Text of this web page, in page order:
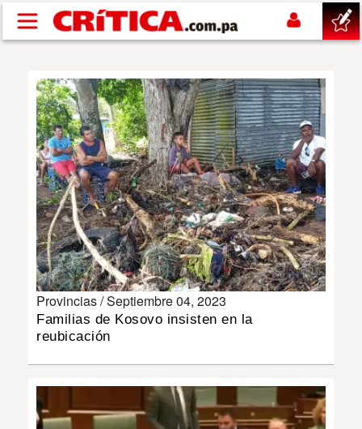
Pasar al contenido principal
SUCESOS
NACIONAL
POLÍTICA
SHOW
DEPORTES
Provincias /Septiembre 04, 2023
Familias de Kosovo insisten en la
reubicación